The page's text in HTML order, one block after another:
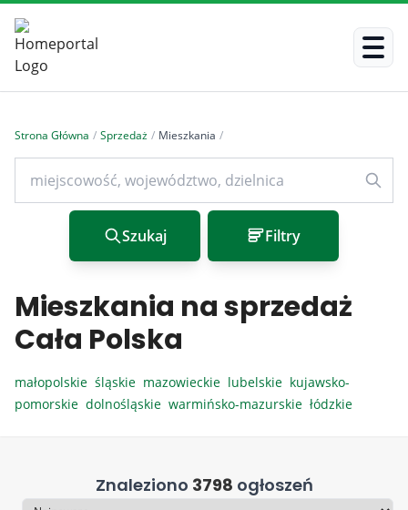
Strona Główna / Sprzedaż / Mieszkania /
Szukaj Filtry
Mieszkania na sprzedaż
Cała Polska
małopolskie śląskie mazowieckie lubelskie kujawsko-
pomorskie dolnośląskie warmińsko-mazurskie łódzkie
Znaleziono 3798 ogłoszeń